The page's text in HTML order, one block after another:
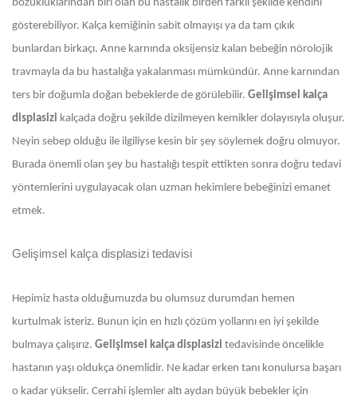
bozukluklarından biri olan bu hastalık birden farklı şekilde kendini
gösterebiliyor. Kalça kemiğinin sabit olmayışı ya da tam çıkık
bunlardan birkaçı. Anne karnında oksijensiz kalan bebeğin nörolojik
travmayla da bu hastalığa yakalanması mümkündür. Anne karnından
ters bir doğumla doğan bebeklerde de görülebilir. Gelişimsel kalça
displasizi kalçada doğru şekilde dizilmeyen kemikler dolayısıyla oluşur.
Neyin sebep olduğu ile ilgiliyse kesin bir şey söylemek doğru olmuyor.
Burada önemli olan şey bu hastalığı tespit ettikten sonra doğru tedavi
yöntemlerini uygulayacak olan uzman hekimlere bebeğinizi emanet
etmek.
Gelişimsel kalça displasizi tedavisi
Hepimiz hasta olduğumuzda bu olumsuz durumdan hemen
kurtulmak isteriz. Bunun için en hızlı çözüm yollarını en iyi şekilde
bulmaya çalışırız. Gelişimsel kalça displasizi tedavisinde öncelikle
hastanın yaşı oldukça önemlidir. Ne kadar erken tanı konulursa başarı
o kadar yükselir. Cerrahi işlemler altı aydan büyük bebekler için